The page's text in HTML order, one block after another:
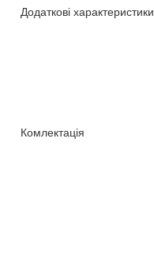
Додаткові характеристики
Комлектація